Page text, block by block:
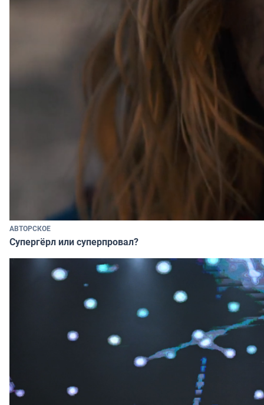
АВТОРСКОЕ
Супергёрл или суперпровал?